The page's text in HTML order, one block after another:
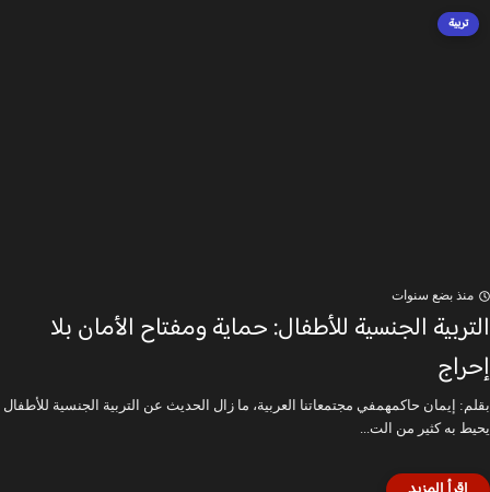
تربية
منذ بضع سنوات
التربية الجنسية للأطفال: حماية ومفتاح الأمان بلا
إحراج
بقلم: إيمان حاكمهمفي مجتمعاتنا العربية، ما زال الحديث عن التربية الجنسية للأطفال
يحيط به كثير من الت...